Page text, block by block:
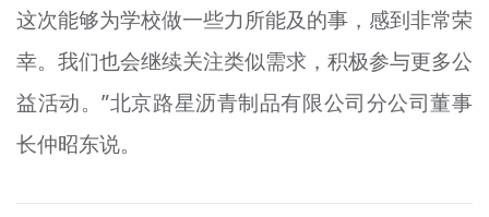
这次能够为学校做一些力所能及的事，感到非常荣
幸。我们也会继续关注类似需求，积极参与更多公
益活动。”北京路星沥青制品有限公司分公司董事
长仲昭东说。